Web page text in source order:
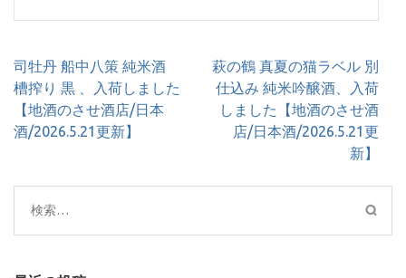
投
稿
ナ
ビ
ョ
ン
司牡丹 船中八策 純米酒
槽搾り 黒 、入荷しました
【地酒のさせ酒店/日本
酒/2026.5.21更新】
萩の鶴 真夏の猫ラベル 別
仕込み 純米吟醸酒、入荷
しました【地酒のさせ酒
店/日本酒/2026.5.21更
新】
検
索: